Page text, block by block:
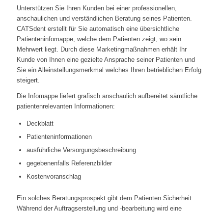
Unterstützen Sie Ihren Kunden bei einer professionellen,
anschaulichen und verständlichen Beratung seines Patienten.
CATSdent erstellt für Sie automatisch eine übersichtliche
Patienteninfomappe, welche dem Patienten zeigt, wo sein
Mehrwert liegt. Durch diese Marketingmaßnahmen erhält Ihr
Kunde von Ihnen eine gezielte Ansprache seiner Patienten und
Sie ein Alleinstellungsmerkmal welches Ihren betrieblichen Erfolg
steigert.
Die Infomappe liefert grafisch anschaulich aufbereitet sämtliche
patientenrelevanten Informationen:
Deckblatt
Patienteninformationen
ausführliche Versorgungsbeschreibung
gegebenenfalls Referenzbilder
Kostenvoranschlag
Ein solches Beratungsprospekt gibt dem Patienten Sicherheit.
Während der Auftragserstellung und -bearbeitung wird eine